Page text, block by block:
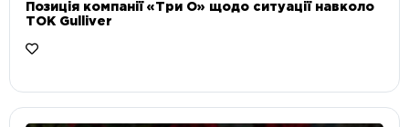
Позиція компанії «Три О» щодо ситуації навколо
ТОК Gulliver